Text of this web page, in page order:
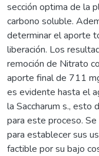
sección optima de la
carbono soluble.
determinar el aporte
liberación. Los
remoción de Nitrato
aporte final de 711
es evidente hasta el
la Saccharum s., esto
para este proceso.
para establecer sus
factible por su bajo